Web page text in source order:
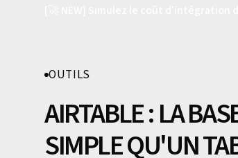
OUTILS
AIRTABLE : LA
SIMPLE QU'UN